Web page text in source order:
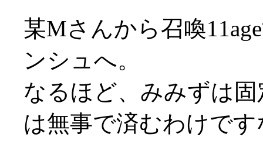
某Mさんから召喚
ンシュへ。
なるほど、みみずは
は無事で済むわけです